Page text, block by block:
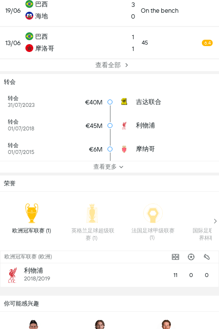
19/06
巴西
海地
3
0
On the bench
13/06
巴西
摩洛哥
1
1
45 6.4
查看全部
转会
转会
31/07/2023
€40M 吉达联合
转会
01/07/2018
€45M 利物浦
转会
01/07/2015
€6M 摩纳哥
查看更多
荣誉
英格兰足球超级联
法国足球甲级联赛
国际足联
欧洲冠军联赛 (欧洲)
利物浦
2018/2019 11 0 0
你可能感兴趣